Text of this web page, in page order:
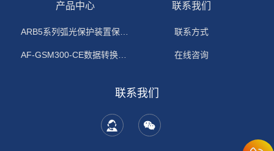
产品中心
ARB5系列弧光保护装置保护功能原理
AF-GSM300-CE数据转换模块
联系我们
联系方式
在线咨询
联系我们